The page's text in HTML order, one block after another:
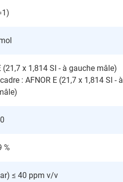
(21,7 x 1,814 SI - à gauche mâle)
: AFNOR E (21,7 x 1,814 SI - à
%
≤ 40 ppm v/v